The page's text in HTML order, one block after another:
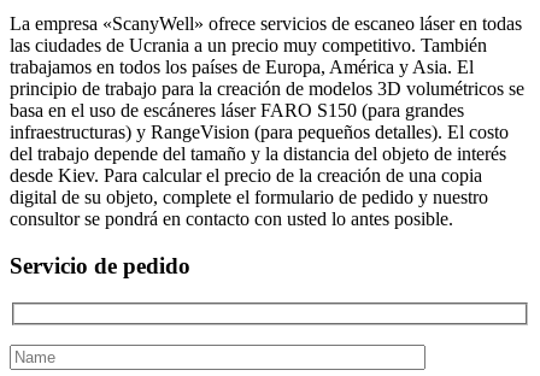
La empresa «SсanyWell» ofrece servicios de escaneo láser en todas
las ciudades de Ucrania a un precio muy competitivo. También
trabajamos en todos los países de Europa, América y Asia. El
principio de trabajo para la creación de modelos 3D volumétricos se
basa en el uso de escáneres láser FARO S150 (para grandes
infraestructuras) y RangeVision (para pequeños detalles). El costo
del trabajo depende del tamaño y la distancia del objeto de interés
desde Kiev. Para calcular el precio de la creación de una copia
digital de su objeto, complete el formulario de pedido y nuestro
consultor se pondrá en contacto con usted lo antes posible.
Servicio de pedido